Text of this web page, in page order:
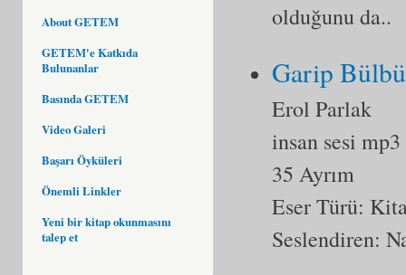
About GETEM
GETEM'e Katkıda
Bulunanlar
Basında GETEM
Video Galeri
Başarı Öyküleri
Önemli Linkler
Yeni bir kitap okunmasını
talep et
olduğunu da..
Garip
Erol Parlak
insan sesi mp3
35 Ayrım
Eser Türü:
Seslendiren: